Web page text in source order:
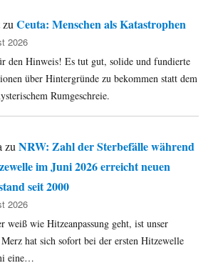
zuCeuta: Menschen als Katastrophen
2026
den Hinweis! Es tut gut, solide und fundierte
über Hintergründe zu bekommen statt dem
Rumgeschreie.
zuNRW: Zahl der Sterbefälle während
im Juni 2026 erreicht neuen
seit 2000
2026
weiß wie Hitzeanpassung geht, ist unser
hat sich sofort bei der ersten Hitzewelle
eine…